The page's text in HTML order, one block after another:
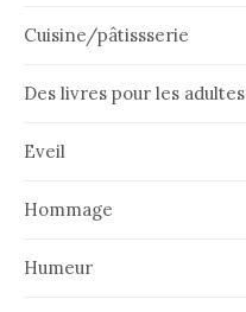
Cuisine/pâtissserie
Des livres pour les adultes
Eveil
Hommage
Humeur